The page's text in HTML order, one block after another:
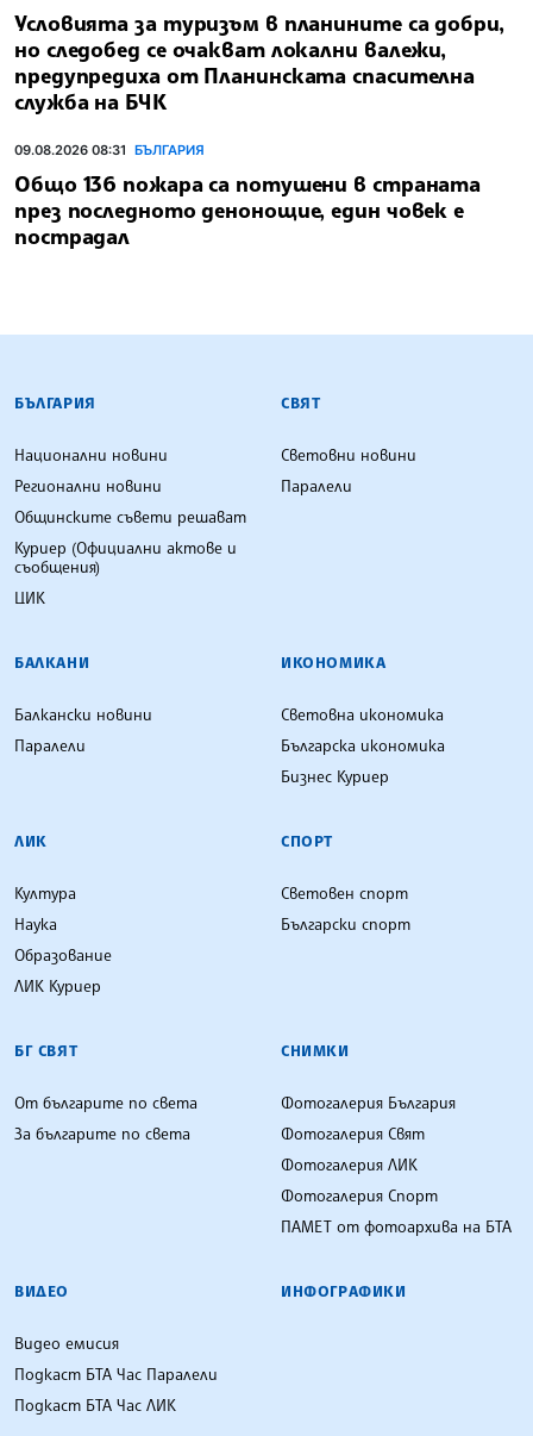
Условията за туризъм в планините са добри,
но следобед се очакват локални валежи,
предупредиха от Планинската спасителна
служба на БЧК
09.08.2026 08:31 БЪЛГАРИЯ
Общо 136 пожара са потушени в страната
през последното денонощие, един човек е
пострадал
БЪЛГАРСКА ТЕЛЕГРАФНА АГЕНЦИЯ
БЪЛГАРИЯ
Национални новини
Регионални новини
Общинските съвети решават
Куриер (Официални актове и
съобщения)
ЦИК
СВЯТ
Световни новини
Паралели
БАЛКАНИ
Балкански новини
Паралели
ИКОНОМИКА
Световна икономика
Българска икономика
Бизнес Куриер
ЛИК
Култура
Наука
Образование
ЛИК Куриер
СПОРТ
Световен спорт
Български спорт
БГ СВЯТ
От българите по света
За българите по света
СНИМКИ
Фотогалерия България
Фотогалерия Свят
Фотогалерия ЛИК
Фотогалерия Спорт
ПАМЕТ от фотоархива на БТА
ВИДЕО
Видео емисия
Подкаст БТА Час Паралели
Подкаст БТА Час ЛИК
ИНФОГРАФИКИ